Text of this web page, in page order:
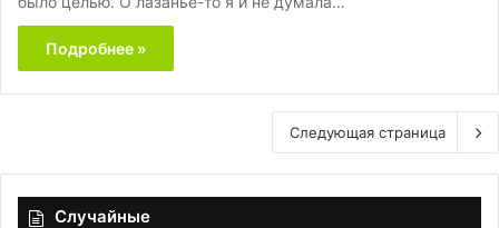
Подробнее »
Следующая страница
Случайные